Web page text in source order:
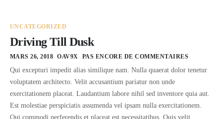
UNCATEGORIZED
Driving Till Dusk
MARS 26, 2018 OAV9X PAS ENCORE DE COMMENTAIRES
Qui excepturi impedit alias similique nam. Nulla quaerat dolor tenetur
voluptatem architecto. Velit accusantium pariatur non unde
exercitationem placeat. Laudantium labore nihil sed inventore quia aut.
Est molestiae perspiciatis assumenda vel ipsam nulla exercitationem.
Qui commodi perferendis et placeat est necessitatibus. Quis velit